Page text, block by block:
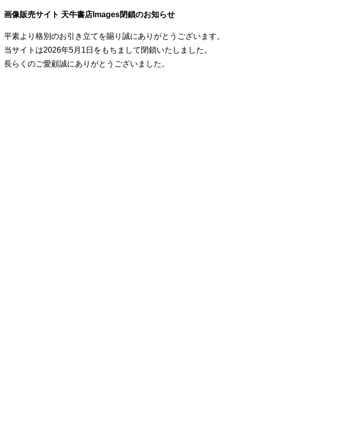
画像販売サイト 天牛書店Images閉鎖のお知らせ
平素より格別のお引き立てを賜り誠にありがとうございます。
当サイトは2026年5月1日をもちまして閉鎖いたしました。
長らくのご愛顧誠にありがとうございました。